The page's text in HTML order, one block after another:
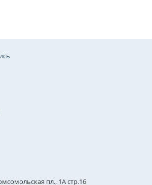
пл., 1А стр.16